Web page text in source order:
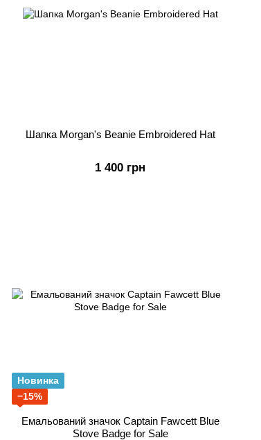
Шапка Morgan's Beanie Embroidered Hat
1 400 грн
Новинка
−15%
Емальований значок Captain Fawcett Blue
Stove Badge for Sale